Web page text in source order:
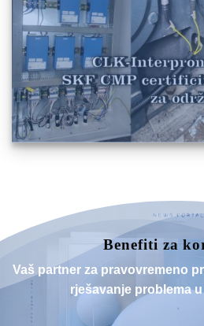
Benefiti za
Vaš partner za pravovremeno
rješavanje problema